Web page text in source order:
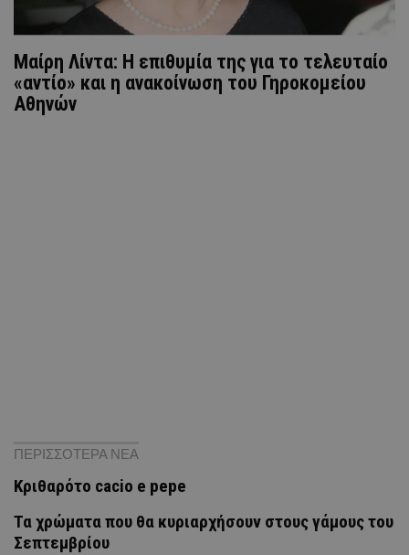
Μαίρη Λίντα: Η επιθυμία της για το τελευταίο
«αντίο» και η ανακοίνωση του Γηροκομείου
Αθηνών
ΠΕΡΙΣΣΟΤΕΡΑ ΝΕΑ
Κριθαρότο cacio e pepe
Τα χρώματα που θα κυριαρχήσουν στους γάμους του
Σεπτεμβρίου